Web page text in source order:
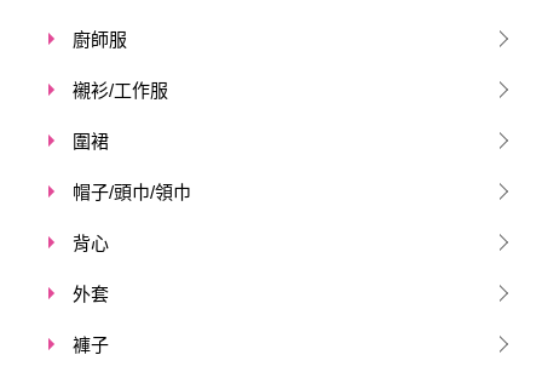
廚師服
襯衫/工作服
圍裙
帽子/頭巾/領巾
背心
外套
褲子